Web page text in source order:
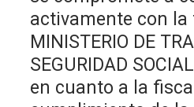
activamente con la
MINISTERIO DE
SEGURIDAD
en cuanto a la